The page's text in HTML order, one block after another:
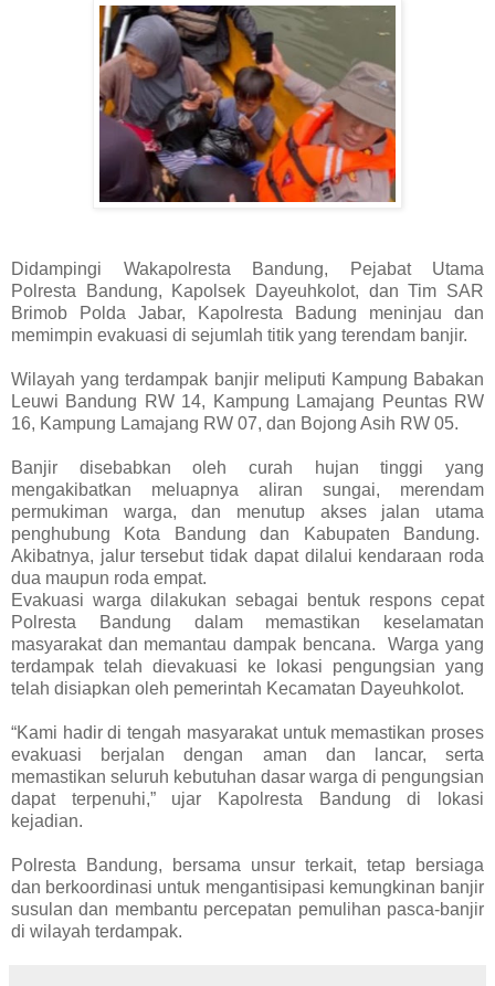
Didampingi Wakapolresta Bandung, Pejabat Utama
Polresta Bandung, Kapolsek Dayeuhkolot, dan Tim SAR
Brimob Polda Jabar, Kapolresta Badung meninjau dan
memimpin evakuasi di sejumlah titik yang terendam banjir.
Wilayah yang terdampak banjir meliputi Kampung Babakan
Leuwi Bandung RW 14, Kampung Lamajang Peuntas RW
16, Kampung Lamajang RW 07, dan Bojong Asih RW 05.
Banjir disebabkan oleh curah hujan tinggi yang
mengakibatkan meluapnya aliran sungai, merendam
permukiman warga, dan menutup akses jalan utama
penghubung Kota Bandung dan Kabupaten Bandung.
Akibatnya, jalur tersebut tidak dapat dilalui kendaraan roda
dua maupun roda empat.
Evakuasi warga dilakukan sebagai bentuk respons cepat
Polresta Bandung dalam memastikan keselamatan
masyarakat dan memantau dampak bencana. Warga yang
terdampak telah dievakuasi ke lokasi pengungsian yang
telah disiapkan oleh pemerintah Kecamatan Dayeuhkolot.
“Kami hadir di tengah masyarakat untuk memastikan proses
evakuasi berjalan dengan aman dan lancar, serta
memastikan seluruh kebutuhan dasar warga di pengungsian
dapat terpenuhi,” ujar Kapolresta Bandung di lokasi
kejadian.
Polresta Bandung, bersama unsur terkait, tetap bersiaga
dan berkoordinasi untuk mengantisipasi kemungkinan banjir
susulan dan membantu percepatan pemulihan pasca-banjir
di wilayah terdampak.